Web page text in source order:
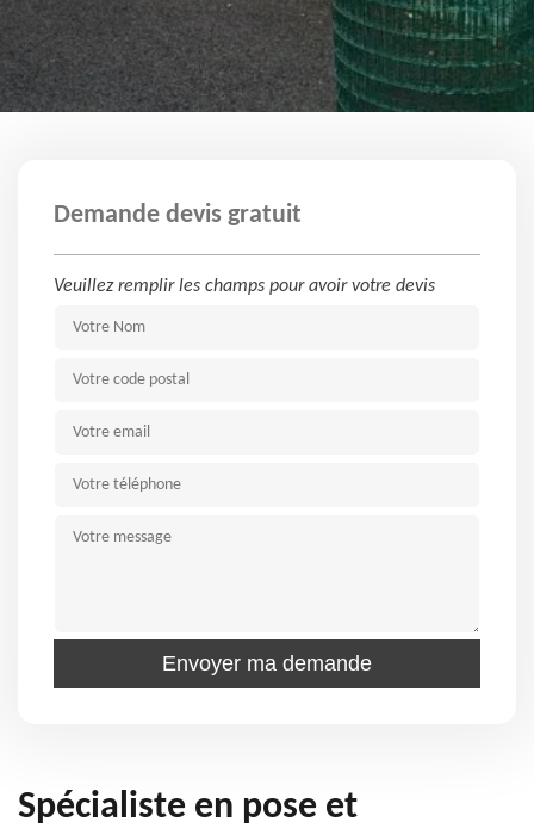
Demande devis gratuit
Veuillez remplir les champs pour avoir votre devis
Spécialiste en pose et